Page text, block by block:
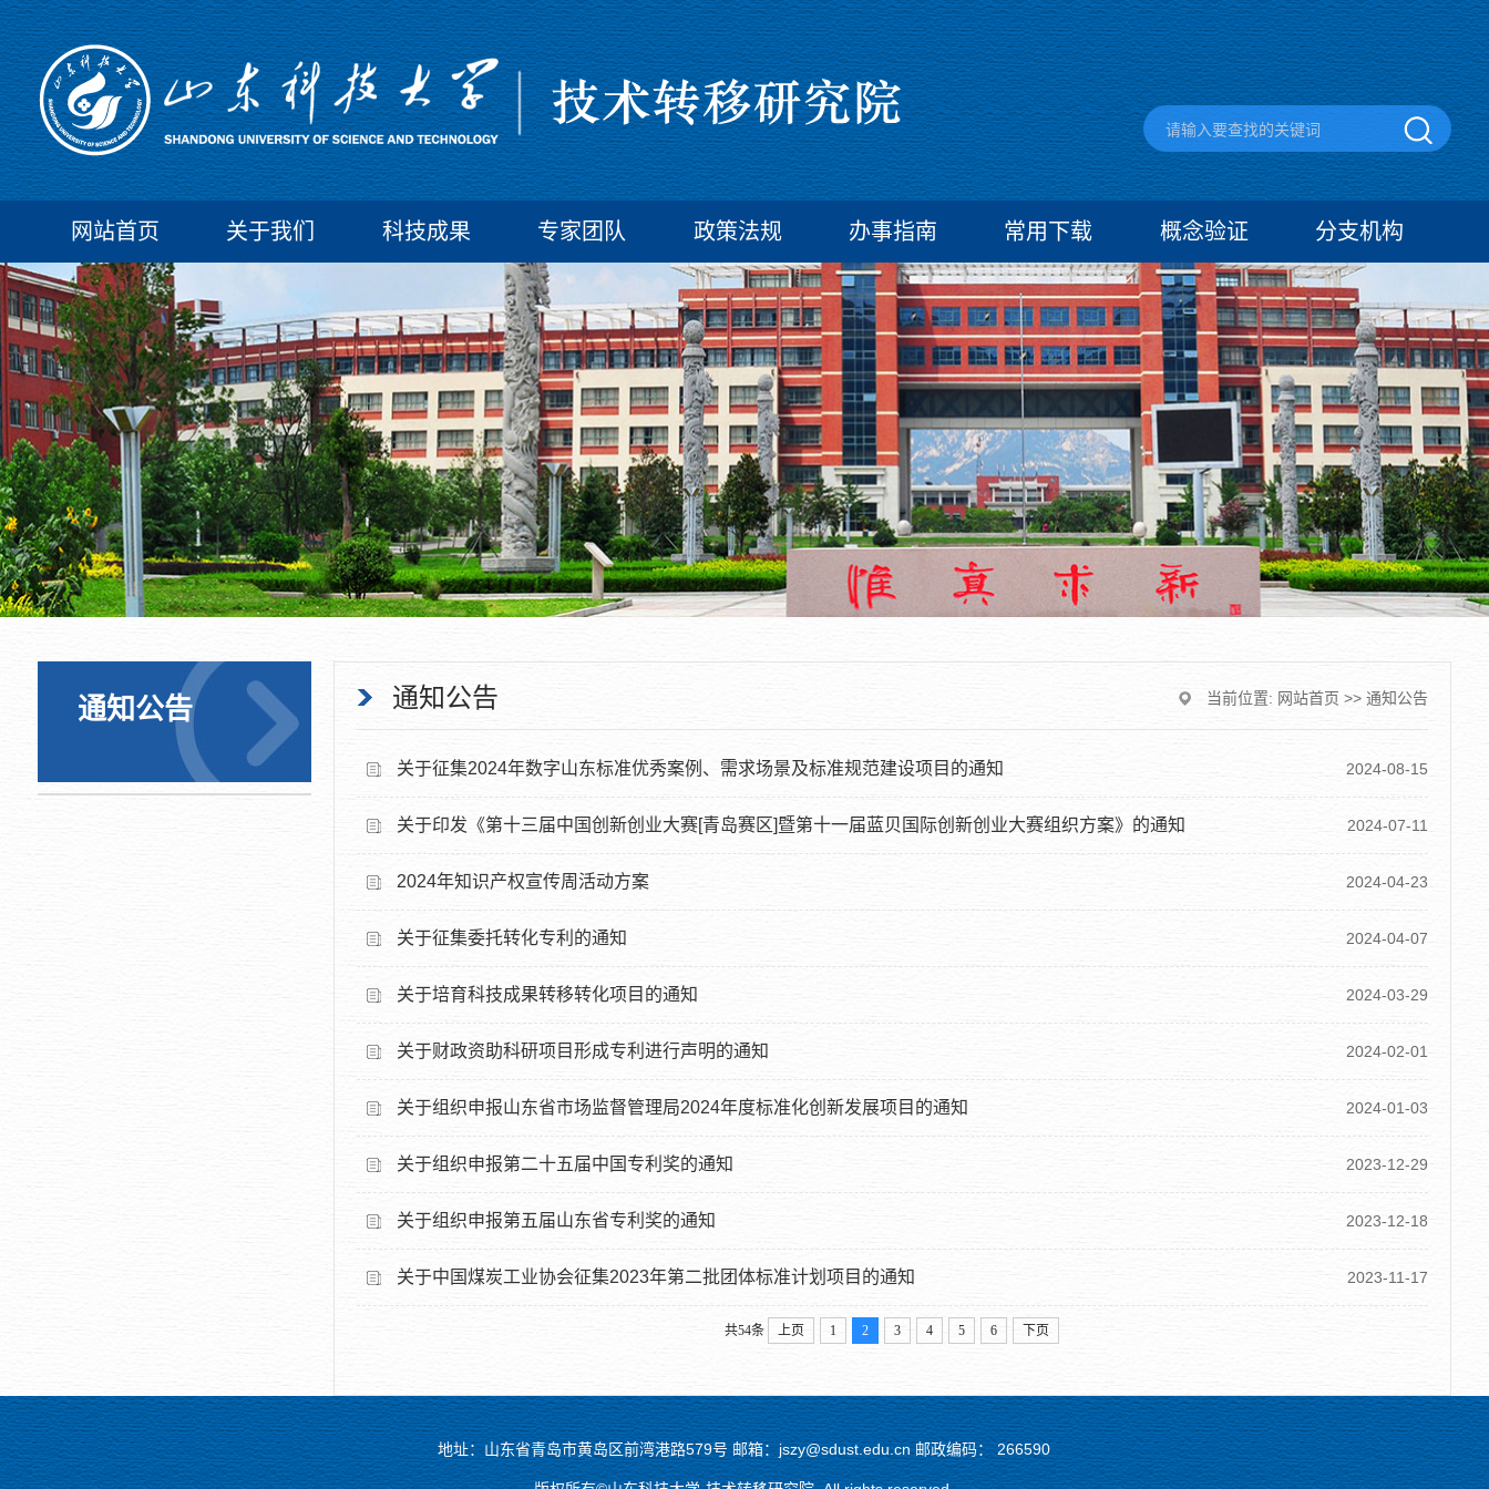
网站首页 关于我们 科技成果 专家团队 政策法规 办事指南 常用下载 概念验证 分支机构
通知公告 通知公告 当前位置: 网站首页 >>通知公告
关于征集2024年数字山东标准优秀案例、需求场景及标准规范建设项目的通知 2024-08-15
关于印发《第十三届中国创新创业大赛[青岛赛区]暨第十一届蓝贝国际创新创业大赛组织方案》的通知 2024-07-11
2024年知识产权宣传周活动方案 2024-04-23
关于征集委托转化专利的通知 2024-04-07
关于培育科技成果转移转化项目的通知 2024-03-29
关于财政资助科研项目形成专利进行声明的通知 2024-02-01
关于组织申报山东省市场监督管理局2024年度标准化创新发展项目的通知 2024-01-03
关于组织申报第二十五届中国专利奖的通知 2023-12-29
关于组织申报第五届山东省专利奖的通知 2023-12-18
关于中国煤炭工业协会征集2023年第二批团体标准计划项目的通知 2023-11-17
共54条 上页 1 2 3 4 5 6 下页
地址：山东省青岛市黄岛区前湾港路579号 邮箱：jszy@sdust.edu.cn 邮政编码： 266590